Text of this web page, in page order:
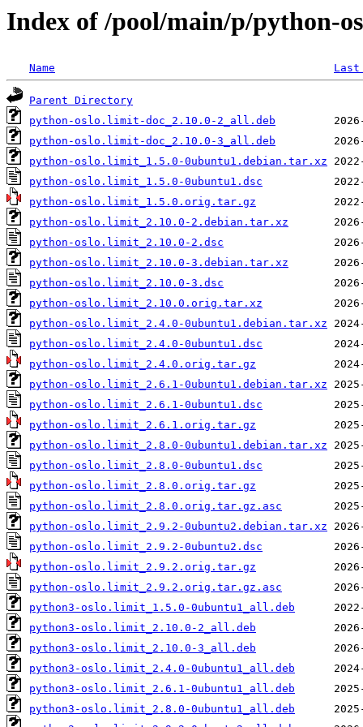
Index of /pool/main/p/python-
Name
Parent Directory
python-oslo.limit-doc_2.10.0-2_all.deb
python-oslo.limit-doc_2.10.0-3_all.deb
python-oslo.limit_1.5.0-0ubuntu1.debian.tar.xz
python-oslo.limit_1.5.0-0ubuntu1.dsc
python-oslo.limit_1.5.0.orig.tar.gz
python-oslo.limit_2.10.0-2.debian.tar.xz
python-oslo.limit_2.10.0-2.dsc
python-oslo.limit_2.10.0-3.debian.tar.xz
python-oslo.limit_2.10.0-3.dsc
python-oslo.limit_2.10.0.orig.tar.xz
python-oslo.limit_2.4.0-0ubuntu1.debian.tar.xz
python-oslo.limit_2.4.0-0ubuntu1.dsc
python-oslo.limit_2.4.0.orig.tar.gz
python-oslo.limit_2.6.1-0ubuntu1.debian.tar.xz
python-oslo.limit_2.6.1-0ubuntu1.dsc
python-oslo.limit_2.6.1.orig.tar.gz
python-oslo.limit_2.8.0-0ubuntu1.debian.tar.xz
python-oslo.limit_2.8.0-0ubuntu1.dsc
python-oslo.limit_2.8.0.orig.tar.gz
python-oslo.limit_2.8.0.orig.tar.gz.asc
python-oslo.limit_2.9.2-0ubuntu2.debian.tar.xz
python-oslo.limit_2.9.2-0ubuntu2.dsc
python-oslo.limit_2.9.2.orig.tar.gz
python-oslo.limit_2.9.2.orig.tar.gz.asc
python3-oslo.limit_1.5.0-0ubuntu1_all.deb
python3-oslo.limit_2.10.0-2_all.deb
python3-oslo.limit_2.10.0-3_all.deb
python3-oslo.limit_2.4.0-0ubuntu1_all.deb
python3-oslo.limit_2.6.1-0ubuntu1_all.deb
python3-oslo.limit_2.8.0-0ubuntu1_all.deb